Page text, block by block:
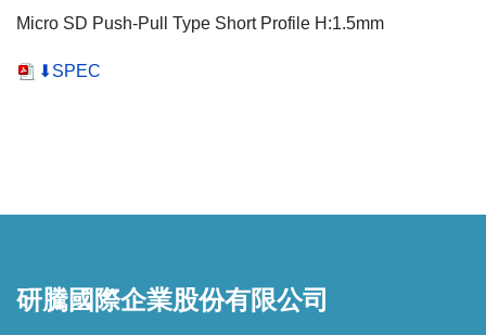
Micro SD Push-Pull Type Short Profile H:1.5mm
⬇SPEC
研騰國際企業股份有限公司